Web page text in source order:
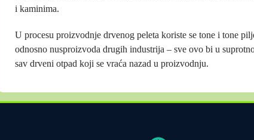
i kaminima.
U procesu proizvodnje drvenog peleta koriste se tone i tone
odnosno nusproizvoda drugih industrija – sve ovo bi u
sav drveni otpad koji se vraća nazad u proizvodnju.